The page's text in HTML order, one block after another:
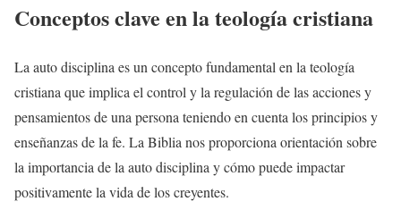
Conceptos clave en la teología cristiana
La auto disciplina es un concepto fundamental en la teología
cristiana que implica el control y la regulación de las acciones y
pensamientos de una persona teniendo en cuenta los principios y
enseñanzas de la fe. La Biblia nos proporciona orientación sobre
la importancia de la auto disciplina y cómo puede impactar
positivamente la vida de los creyentes.